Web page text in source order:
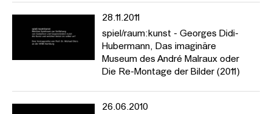
wechselseitigen historischen und aktuellen Konstellationen und
Koalitionen der einzelnen Bezugsfelder und nach den
besonderen Möglichkeiten und Chancen für Erkenntnis,
künstlerische Arbeit und ästhetische Erfahrung.
28.11.2011
spiel/raum:kunst - Georges Didi-
Hubermann, Das imaginäre
Museum des André Malraux oder
Die Re-Montage der Bilder (2011)
26.06.2010